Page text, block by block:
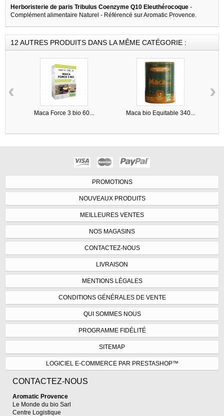
Herboristerie de paris Tribulus Coenzyme Q10 Eleuthérocoque -
Complément alimentaire Naturel - Référencé sur Aromatic Provence.
12 AUTRES PRODUITS DANS LA MÊME CATÉGORIE :
Maca Force 3 bio 60... Maca bio Equitable 340...
‹ ›
PROMOTIONS
NOUVEAUX PRODUITS
MEILLEURES VENTES
NOS MAGASINS
CONTACTEZ-NOUS
LIVRAISON
MENTIONS LÉGALES
CONDITIONS GÉNÉRALES DE VENTE
QUI SOMMES NOUS
PROGRAMME FIDÉLITÉ
SITEMAP
LOGICIEL E-COMMERCE PAR PRESTASHOP™
CONTACTEZ-NOUS
Aromatic Provence
Le Monde du bio Sarl
Centre Logistique